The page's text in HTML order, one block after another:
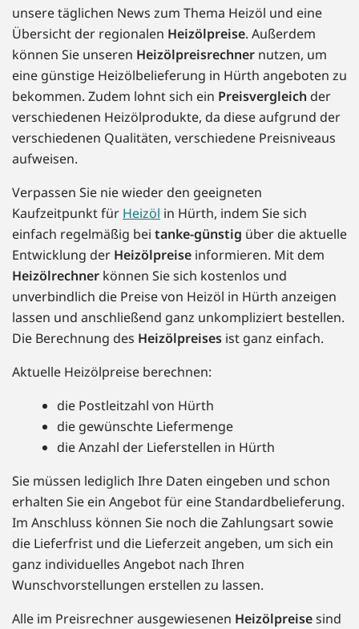
unsere täglichen News zum Thema Heizöl und eine
Übersicht der regionalen Heizölpreise. Außerdem
können Sie unseren Heizölpreisrechner nutzen, um
eine günstige Heizölbelieferung in Hürth angeboten zu
bekommen. Zudem lohnt sich ein Preisvergleich der
verschiedenen Heizölprodukte, da diese aufgrund der
verschiedenen Qualitäten, verschiedene Preisniveaus
aufweisen.
Verpassen Sie nie wieder den geeigneten
Kaufzeitpunkt für Heizöl in Hürth, indem Sie sich
einfach regelmäßig bei tanke-günstig über die aktuelle
Entwicklung der Heizölpreise informieren. Mit dem
Heizölrechner können Sie sich kostenlos und
unverbindlich die Preise von Heizöl in Hürth anzeigen
lassen und anschließend ganz unkompliziert bestellen.
Die Berechnung des Heizölpreises ist ganz einfach.
Aktuelle Heizölpreise berechnen:
die Postleitzahl von Hürth
die gewünschte Liefermenge
die Anzahl der Lieferstellen in Hürth
Sie müssen lediglich Ihre Daten eingeben und schon
erhalten Sie ein Angebot für eine Standardbelieferung.
Im Anschluss können Sie noch die Zahlungsart sowie
die Lieferfrist und die Lieferzeit angeben, um sich ein
ganz individuelles Angebot nach Ihren
Wunschvorstellungen erstellen zu lassen.
Alle im Preisrechner ausgewiesenen Heizölpreisesind